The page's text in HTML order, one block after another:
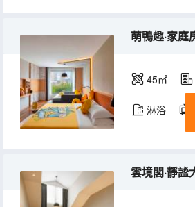
45㎡
淋浴